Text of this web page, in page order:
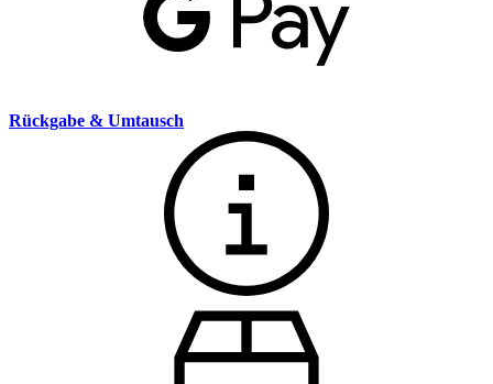
Rückgabe & Umtausch